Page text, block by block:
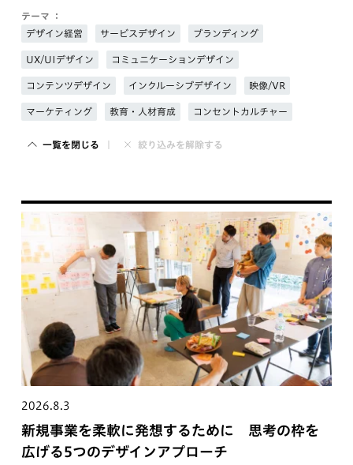
テーマ ：
デザイン経営
サービスデザイン ブランディング
UX/UIデザイン コミュニケーションデザイン
コンテンツデザイン インクルーシブデザイン 映像/VR
マーケティング 教育・人材育成 コンセントカルチャー
一覧を閉じる 絞り込みを解除する
2026.8.3
新規事業を柔軟に発想するために 思考の枠を
広げる5つのデザインアプローチ